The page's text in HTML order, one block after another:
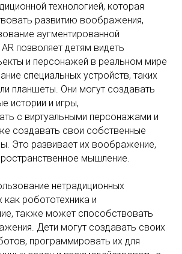
технологией, которая
развитию воображения,
аугментированной
позволяет детям видеть
и персонажей в реальном мире
специальных устройств, таких
планшеты. Они могут создавать
истории и игры,
с виртуальными персонажами и
создавать свои собственные
Это развивает их воображение,
мышление.
нетрадиционных
как робототехника и
также может способствовать
Дети могут создавать своих
программировать их для